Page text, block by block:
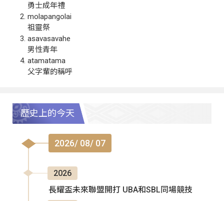
勇士成年禮
molapangolai
祖靈祭
asavasavahe
男性青年
atamatama
父字輩的稱呼
歷史上的今天
2026/ 08/ 07
2026
長耀盃未來聯盟開打 UBA和SBL同場競技